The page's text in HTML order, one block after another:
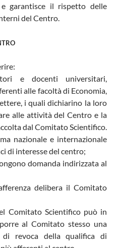
garantisce il rispetto delle
del Centro.
e docenti universitari,
alle facoltà di Economia,
i quali dichiarino la loro
alle attività del Centro e la
dal Comitato Scientifico.
nazionale e internazionale
di interesse del centro;
domanda indirizzata al
delibera il Comitato
Comitato Scientifico può in
al Comitato stesso una
di revoca della qualifica di